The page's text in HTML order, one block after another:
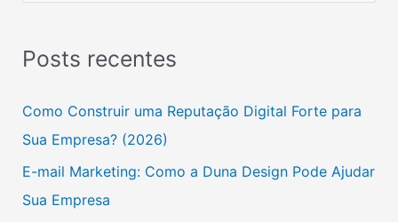
q
a
r
Posts recentes
Como Construir uma Reputação Digital Forte para
Sua Empresa? (2026)
E-mail Marketing: Como a Duna Design Pode Ajudar
Sua Empresa